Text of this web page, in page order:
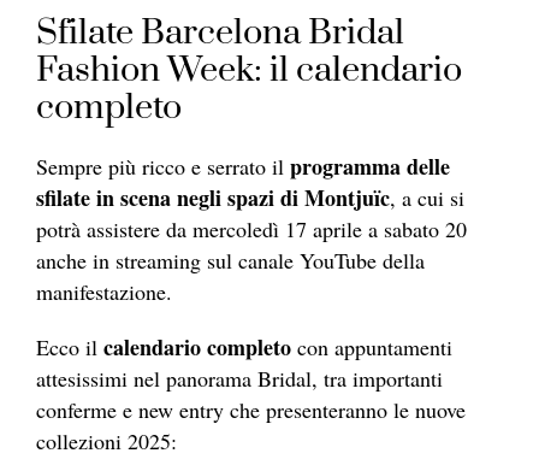
Sfilate Barcelona Bridal
Fashion Week: il calendario
completo
Sempre più ricco e serrato il programma delle
sfilate in scena negli spazi di Montjuïc, a cui si
potrà assistere da mercoledì 17 aprile a sabato 20
anche in streaming sul canale YouTube della
manifestazione.
Ecco il calendario completo con appuntamenti
attesissimi nel panorama Bridal, tra importanti
conferme e new entry che presenteranno le nuove
collezioni 2025: